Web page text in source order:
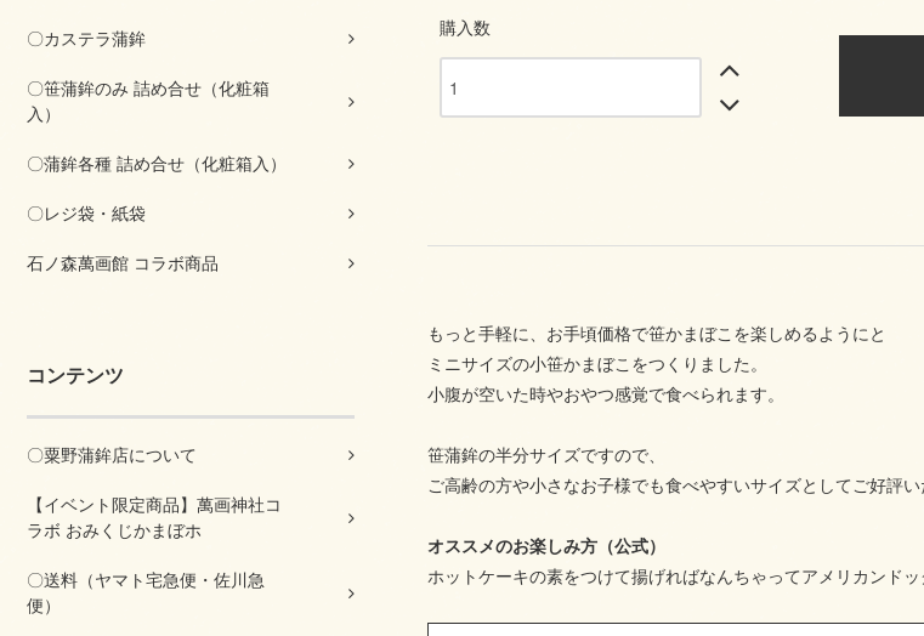
〇カステラ蒲鉾
〇笹蒲鉾のみ 詰め合せ（化粧箱
入）
〇蒲鉾各種 詰め合せ（化粧箱入）
〇レジ袋・紙袋
石ノ森萬画館 コラボ商品
コンテンツ
〇粟野蒲鉾店について
【イベント限定商品】萬画神社コ
ラボ おみくじかまぼホ
〇送料（ヤマト宅急便・佐川急
便）
購入数
もっと手軽に、お手頃価格で笹かまぼこを楽しめるようにと
ミニサイズの小笹かまぼこをつくりました。
小腹が空いた時やおやつ感覚で食べられます。
笹蒲鉾の半分サイズですので、
ご高齢の方や小さなお子様でも食べやすいサイズとしてご好評い
オススメのお楽しみ方（公式）
ホットケーキの素をつけて揚げればなんちゃってアメリカンド